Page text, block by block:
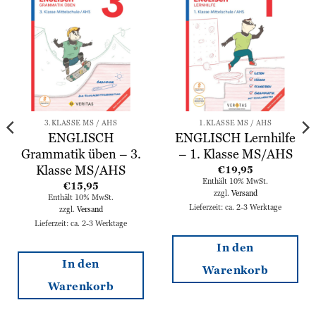
Zur
Wunschliste
hinzufügen
3.KLASSE MS / AHS
ENGLISCH
Grammatik üben – 3.
Klasse MS/AHS
€15,95
Enthält 10% MwSt.
zzgl. Versand
Lieferzeit: ca. 2-3 Werktage
In den
Warenkorb
Wunschliste
hinzufügen
1.KLASSE MS / AHS
ENGLISCH Lernhilfe
– 1. Klasse MS/AHS
€19,95
Enthält 10% MwSt.
zzgl. Versand
Lieferzeit: ca. 2-3 Werktage
In den
Warenkorb